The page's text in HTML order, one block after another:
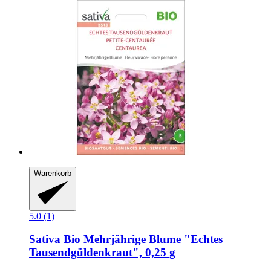
Warenkorb
5.0 (1)
Sativa Bio Mehrjährige Blume "Echtes
Tausendgüldenkraut", 0,25 g